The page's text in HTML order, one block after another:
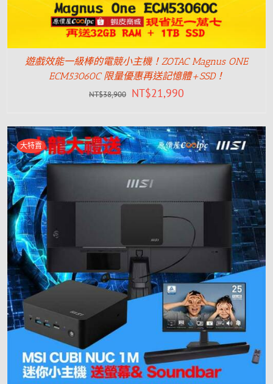
遊戲效能一級棒的電競小主機！ZOTAC Magnus ONE
ECM53060C 限量優惠再送記憶體+SSD！
NT$38,900 NT$21,990
大特賣